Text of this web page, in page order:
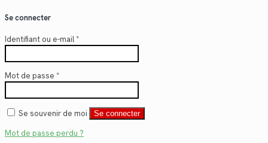
Se connecter
Identifiant ou e-mail*
Mot de passe *
Se souvenir de moi Se connecter
Mot de passe perdu ?